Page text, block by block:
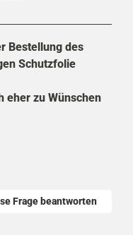
Bestellung des
Schutzfolie
eher zu Wünschen
Frage beantworten